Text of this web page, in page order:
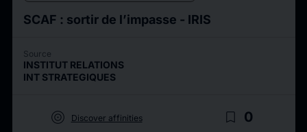
SCAF : sortir de l’impasse - IRIS
Source
INSTITUT RELATIONS
INT STRATEGIQUES
target Discover affinities bookmark_border 0